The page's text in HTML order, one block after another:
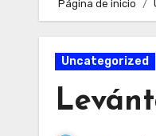
Página de inicio
Uncategorized